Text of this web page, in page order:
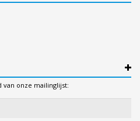
van onze mailinglijst: